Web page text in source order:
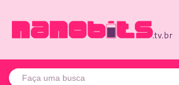
para